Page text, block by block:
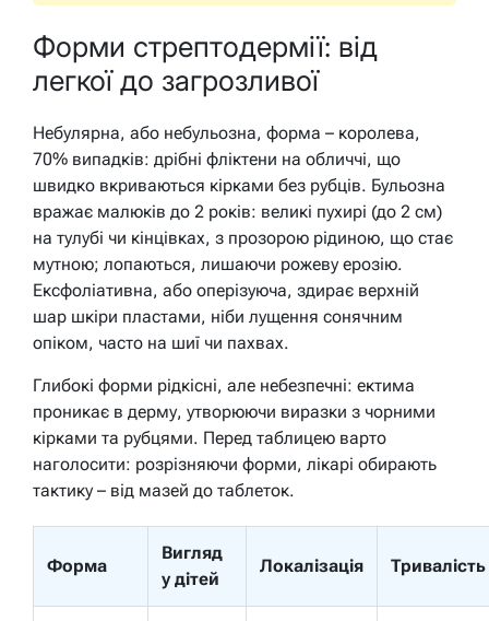
Форми стрептодермії: від
легкої до загрозливої
Небулярна, або небульозна, форма – королева,
70% випадків: дрібні фліктени на обличчі, що
швидко вкриваються кірками без рубців. Бульозна
вражає малюків до 2 років: великі пухирі (до 2 см)
на тулубі чи кінцівках, з прозорою рідиною, що стає
мутною; лопаються, лишаючи рожеву ерозію.
Ексфоліативна, або оперізуюча, здирає верхній
шар шкіри пластами, ніби лущення сонячним
опіком, часто на шиї чи пахвах.
Глибокі форми рідкісні, але небезпечні: ектима
проникає в дерму, утворюючи виразки з чорними
кірками та рубцями. Перед таблицею варто
наголосити: розрізняючи форми, лікарі обирають
тактику – від мазей до таблеток.
Форма
Вигляд
у дітей
Локалізація Тривалість